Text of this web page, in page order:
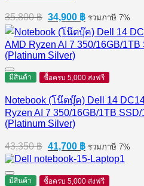
35,800฿ Original
price
was:
35,800 ฿.
34,900 ฿Current
price
is:
34,900 ฿.
รวมภาษี 7%
มีสินค้า ซื้อครบ 5,000 ส่งฟรี
Notebook (โน๊ตบุ๊ค) Dell 14
Ryzen AI 7 350/16GB/1TB
(Platinum Silver)
43,350฿ Original
price
was:
43,350 ฿.
41,700 ฿Current
price
is:
41,700 ฿.
รวมภาษี 7%
มีสินค้า ซื้อครบ 5,000 ส่งฟรี